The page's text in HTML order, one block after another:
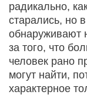
радикально,
старались, но
обнаруживают
за того, что
человек рано
могут найти,
характерное